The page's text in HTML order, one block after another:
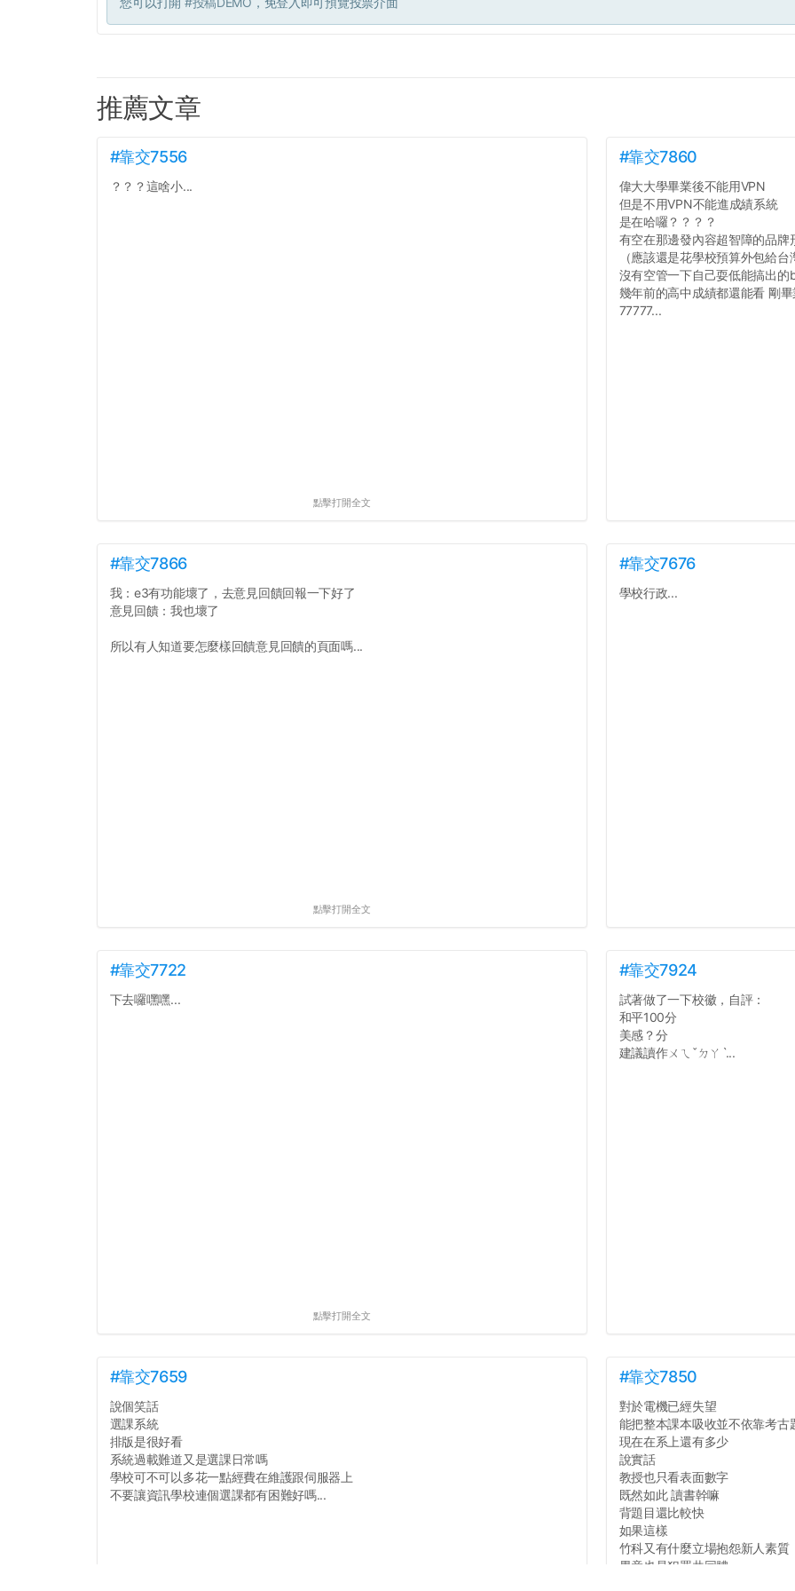
推薦文章
#靠交7556
？？？這啥小...
點擊打開全文
#靠交7860
偉大大學畢業後不能用VPN
但是不用VPN不能進成績系統
是在哈囉？？？？
有空在那邊發內容超智障的品牌
（應該還是花學校預算外包給台
沒有空管一下自己耍低能搞出的
幾年前的高中成績都還能看 剛
77777...
#靠交7866
我：e3有功能壞了，去意見回饋回報一下好了
意見回饋：我也壞了
所以有人知道要怎麼樣回饋意見回饋的頁面嗎...
點擊打開全文
#靠交7676
學校行政...
#靠交7722
下去囉嘿嘿...
點擊打開全文
#靠交7924
試著做了一下校徽，自評：
和平100分
美感？分
建議讀作ㄨㄟˇㄉㄚˋ...
#靠交7659
說個笑話
選課系統
排版是很好看
系統過載難道又是選課日常嗎
學校可不可以多花一點經費在維護跟伺服器上
不要讓資訊學校連個選課都有困難好嗎...
#靠交7850
對於電機已經失望
能把整本課本吸收並不依靠考古
現在在系上還有多少
說實話
教授也只看表面數字
既然如此 讀書幹嘛
背題目還比較快
如果這樣
竹科又有什麼立場抱怨新人素質
畢竟也是犯罪共同體